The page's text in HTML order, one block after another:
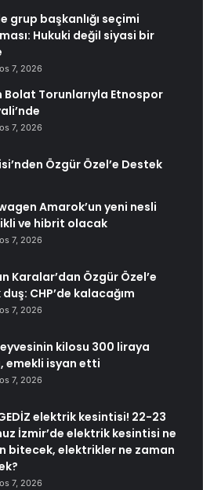
grup başkanlığı seçimi
Hukuki değil siyasi bir
7, 2026
Bolat Torunlarıyla Etnospor
7, 2026
Özgür Özel’e Destek
Amarok’un yeni nesli
ve hibrit olacak
7, 2026
Karalar’dan Özgür Özel’e
CHP’de kalacağım
7, 2026
kilosu 300 liraya
emekli isyan etti
7, 2026
elektrik kesintisi! 22-23
İzmir’de elektrik kesintisi ne
bitecek, elektrikler ne zaman
7, 2026